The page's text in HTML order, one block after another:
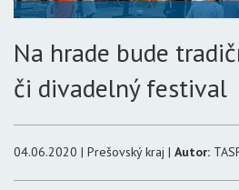
Na hrade bude
či divadelný festival
04.06.2020 | Prešovský kraj | Autor: